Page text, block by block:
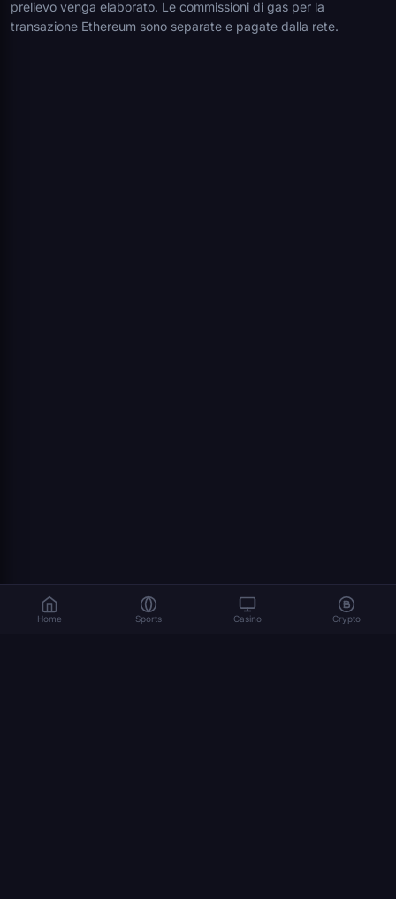
prelievo venga elaborato. Le commissioni di gas per la
transazione Ethereum sono separate e pagate dalla rete.
Home Sports Casino Crypto